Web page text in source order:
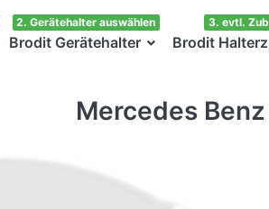
Brodit Gerätehalter
2. Gerätehalter auswählen
Brodit
3. evtl.
Mercedes Benz